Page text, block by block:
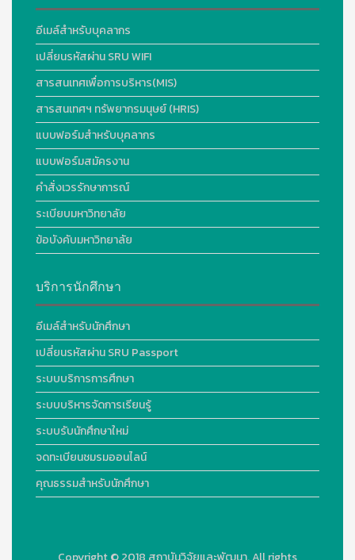
อีเมล์สำหรับบุคลากร
เปลี่ยนรหัสผ่าน SRU WIFI
สารสนเทศเพื่อการบริหาร(MIS)
สารสนเทศฯ ทรัพยากรมนุษย์ (HRIS)
แบบฟอร์มสำหรับบุคลากร
แบบฟอร์มสมัครงาน
คำสั่งเวรรักษาการณ์
ระเบียบมหาวิทยาลัย
ข้อบังคับมหาวิทยาลัย
บริการนักศึกษา
อีเมล์สำหรับนักศึกษา
เปลี่ยนรหัสผ่าน SRU Passport
ระบบบริการการศึกษา
ระบบบริหารจัดการเรียนรู้
ระบบรับนักศึกษาใหม่
จดทะเบียนชมรมออนไลน์
คุณธรรมสำหรับนักศึกษา